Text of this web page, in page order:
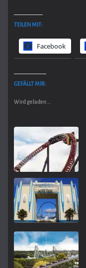
TEILEN MIT:
Facebook
GEFÄLLT MIR:
Wird geladen …